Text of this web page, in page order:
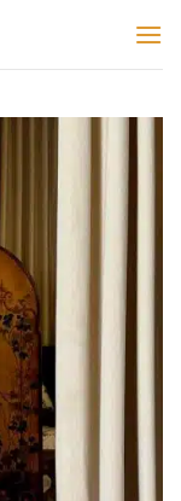
للمحتوى